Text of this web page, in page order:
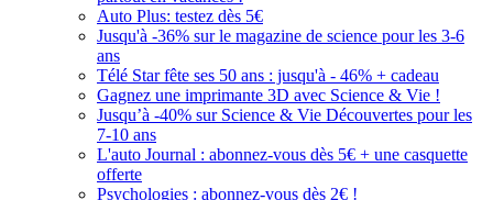
Auto Plus: testez dès 5€
Jusqu'à -36% sur le magazine de science pour les 3-6
ans
Télé Star fête ses 50 ans : jusqu'à - 46% + cadeau
Gagnez une imprimante 3D avec Science & Vie !
Jusqu’à -40% sur Science & Vie Découvertes pour les
7-10 ans
L'auto Journal : abonnez-vous dès 5€ + une casquette
offerte
Psychologies : abonnez-vous dès 2€ !